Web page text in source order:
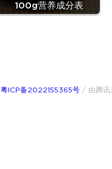
100g营养成分表
粤ICP备2022155365号/ 由腾讯